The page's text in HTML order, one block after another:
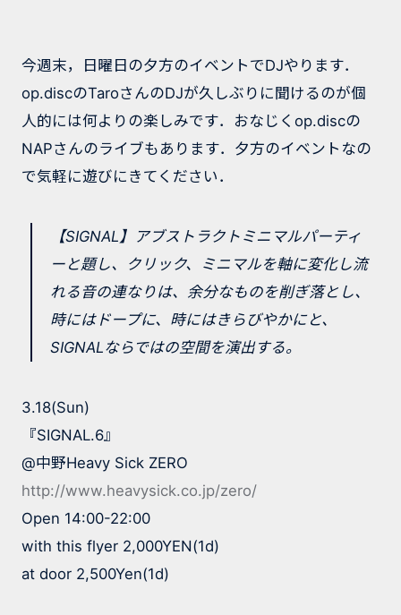
今週末，日曜日の夕方のイベントでDJやります．
op.discのTaroさんのDJが久しぶりに聞けるのが個
人的には何よりの楽しみです．おなじくop.discの
NAPさんのライブもあります．夕方のイベントなの
で気軽に遊びにきてください．
【SIGNAL】アブストラクトミニマルパーティ
ーと題し、クリック、ミニマルを軸に変化し流
れる音の連なりは、余分なものを削ぎ落とし、
時にはドープに、時にはきらびやかにと、
SIGNALならではの空間を演出する。
3.18(Sun)
『SIGNAL.6』
@中野Heavy Sick ZERO
http://www.heavysick.co.jp/zero/
Open 14:00-22:00
with this flyer 2,000YEN(1d)
at door 2,500Yen(1d)